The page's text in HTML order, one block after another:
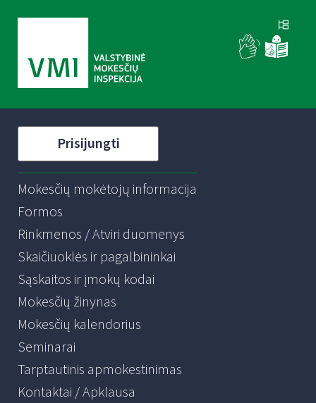
Prisijungti
Mokesčių mokėtojų informacija
Formos
Rinkmenos / Atviri duomenys
Skaičiuoklės ir pagalbininkai
Sąskaitos ir įmokų kodai
Mokesčių žinynas
Mokesčių kalendorius
Seminarai
Tarptautinis apmokestinimas
Kontaktai / Apklausa